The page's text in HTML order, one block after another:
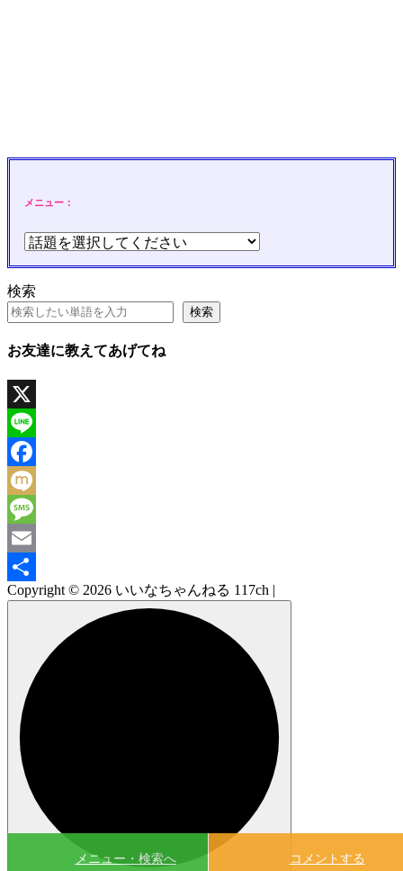
メニュー：
検索
検索
お友達に教えてあげてね
X
Line
Facebook
Mixi
Message
Email
共
Copyright © 2026 いいなちゃんねる 117ch |
メニュー・検索へ コメントする